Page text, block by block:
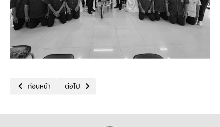
เนื้อหาก่อนหน้า: 23/07/68 กิจกรรมโครงการอาชีวะฝันใหญ่สู่ผู้จัดการใ
ก่อนหน้า เนื้อหาถัดไป: 17/07/68 พิธีการลงนามบันทึกข้อตกลง
ต่อไป